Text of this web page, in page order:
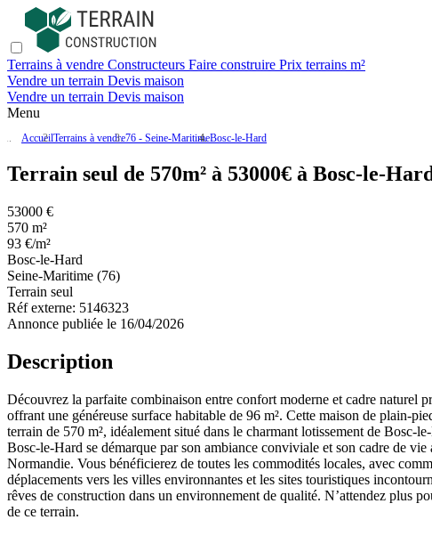
Terrains à vendre Constructeurs Faire construire Prix terrains m²
Vendre un terrain Devis maison
Vendre un terrain Devis maison
Menu
AccueilTerrains à vendre76 - Seine-MaritimeBosc-le-Hard
Terrain seul de 570m² à 53000€ à Bosc-le-
53000 €
570 m²
93 €/m²
Bosc-le-Hard
Seine-Maritime (76)
Terrain seul
Réf externe: 5146323
Annonce publiée le 16/04/2026
Description
Découvrez la parfaite combinaison entre confort moderne et cadre naturel
offrant une généreuse surface habitable de 96 m². Cette maison de plain-
terrain de 570 m², idéalement situé dans le charmant lotissement de
Bosc-le-Hard se démarque par son ambiance conviviale et son cadre de
Normandie. Vous bénéficierez de toutes les commodités locales, avec
déplacements vers les villes environnantes et les sites touristiques
rêves de construction dans un environnement de qualité. N’attendez plus
de ce terrain.